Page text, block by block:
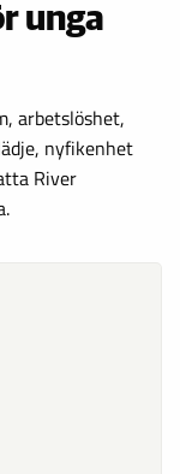
unga
arbetslöshet,
nyfikenhet
River